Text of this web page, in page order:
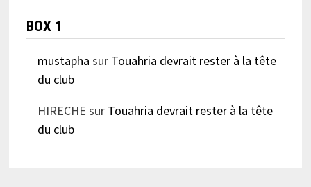
BOX 1
mustapha sur Touahria devrait rester à la tête
du club
HIRECHE sur Touahria devrait rester à la tête
du club